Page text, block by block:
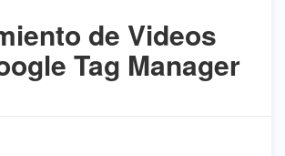
de Videos
Tag Manager